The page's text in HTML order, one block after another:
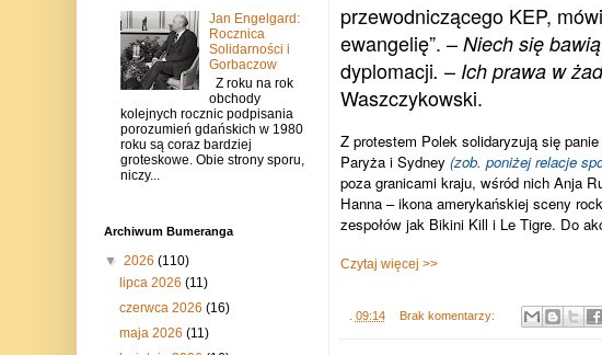
przewodniczącego KEP,
ewangelię”. – Niech się
dyplomacji. – Ich prawa w
Waszczykowski.
Z protestem Polek solidaryzują się
Paryża i Sydney (zob. poniżej relacje
poza granicami kraju, wśród nich Anja
Hanna – ikona amerykańskiej sceny
zespołów jak Bikini Kill i Le Tigre. Do
Czytaj więcej >>
09:14 Brak komentarzy:
Jan Engelgard:
Rocznica
Solidarności i
Gorbaczow
Z roku na rok
obchody
kolejnych rocznic podpisania
porozumień gdańskich w 1980
roku są coraz bardziej
groteskowe. Obie strony sporu,
niczy...
Archiwum Bumeranga
▼ 2026 (110)
lipca 2026 (11)
czerwca 2026 (16)
maja 2026 (11)